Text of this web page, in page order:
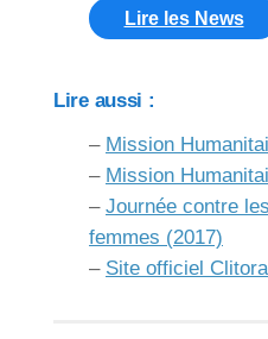
Lire les News
Lire aussi :
– Mission
– Mission
– Journée contre
femmes (2017)
– Site officiel